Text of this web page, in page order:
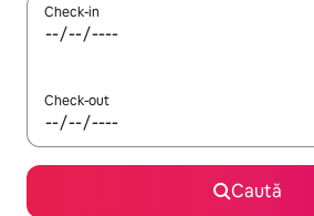
Check-in
Check-out
Caută